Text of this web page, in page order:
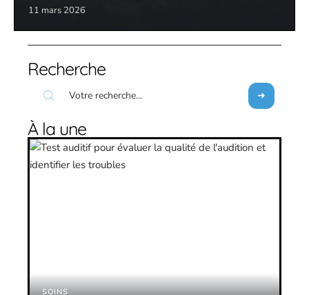
11 mars 2026
Recherche
À la une
SOINS